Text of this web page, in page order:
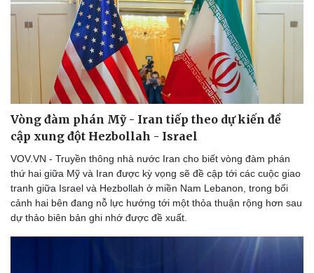
Vòng đàm phán Mỹ - Iran tiếp theo dự kiến đề
cập xung đột Hezbollah - Israel
VOV.VN - Truyền thông nhà nước Iran cho biết vòng đàm phán
thứ hai giữa Mỹ và Iran được kỳ vọng sẽ đề cập tới các cuộc giao
tranh giữa Israel và Hezbollah ở miền Nam Lebanon, trong bối
cảnh hai bên đang nỗ lực hướng tới một thỏa thuận rộng hơn sau
dự thảo biên bản ghi nhớ được đề xuất.